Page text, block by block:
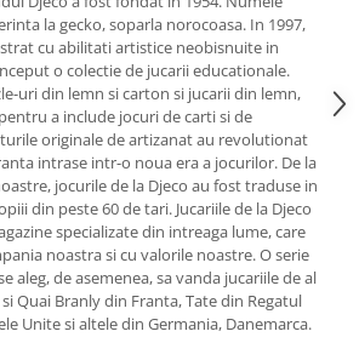
la gecko, soparla norocoasa. In 1997,
cu abilitati artistice neobisnuite in
o colectie de jucarii educationale.
uri din lemn si carton si jucarii din lemn,
a include jocuri de carti si de
originale de artizanat au revolutionat
intrase intr-o noua era a jocurilor. De la
jocurile de la Djeco au fost traduse in
din peste 60 de tari. Jucariile de la Djeco
specializate din intreaga lume, care
noastra si cu valorile noastre. O serie
aleg, de asemenea, sa vanda jucariile de al
Quai Branly din Franta, Tate din Regatul
Unite si altele din Germania, Danemarca.